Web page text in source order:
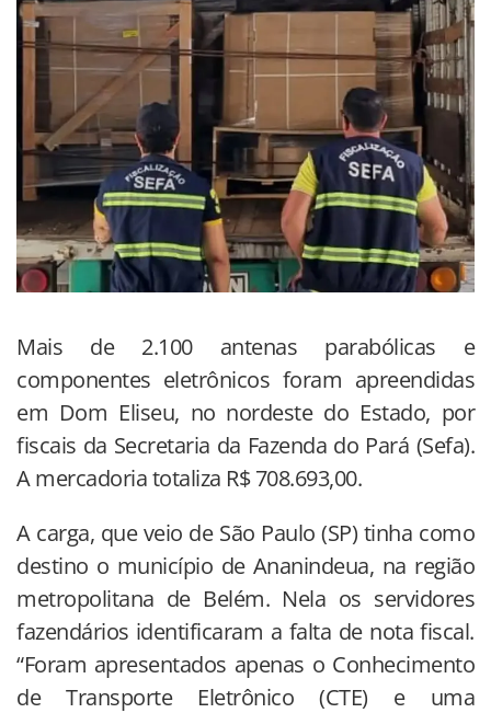
Mais de 2.100 antenas parabólicas e
componentes eletrônicos foram apreendidas
em Dom Eliseu, no nordeste do Estado, por
fiscais da Secretaria da Fazenda do Pará (Sefa).
A mercadoria totaliza R$ 708.693,00.
A carga, que veio de São Paulo (SP) tinha como
destino o município de Ananindeua, na região
metropolitana de Belém. Nela os servidores
fazendários identificaram a falta de nota fiscal.
“Foram apresentados apenas o Conhecimento
de Transporte Eletrônico (CTE) e uma